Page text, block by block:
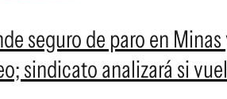
seguro de paro en
sindicato analizará si